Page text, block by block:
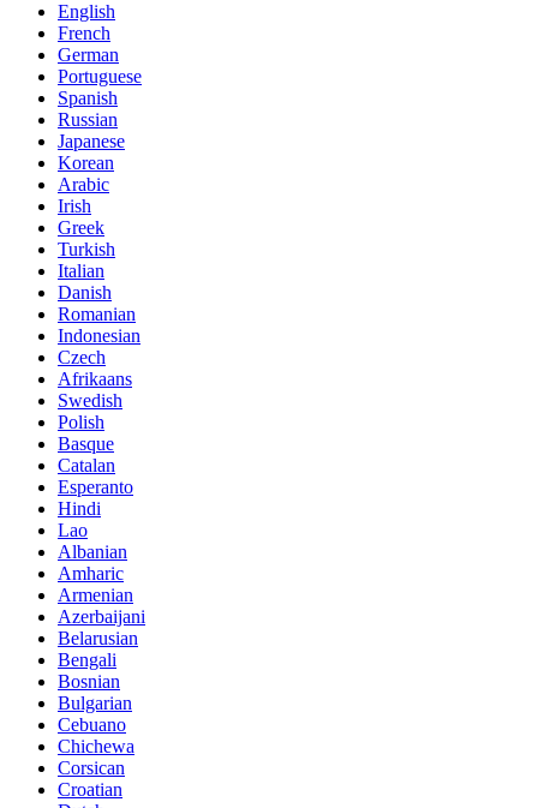
English
French
German
Portuguese
Spanish
Russian
Japanese
Korean
Arabic
Irish
Greek
Turkish
Italian
Danish
Romanian
Indonesian
Czech
Afrikaans
Swedish
Polish
Basque
Catalan
Esperanto
Hindi
Lao
Albanian
Amharic
Armenian
Azerbaijani
Belarusian
Bengali
Bosnian
Bulgarian
Cebuano
Chichewa
Corsican
Croatian